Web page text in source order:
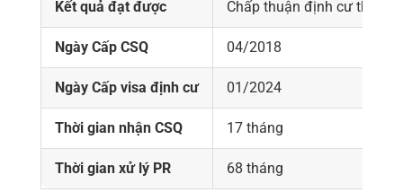
Kết quả đạt được Chấp thuận định cư theo
Ngày Cấp CSQ 04/2018
Ngày Cấp visa định cư 01/2024
Thời gian nhận CSQ 17 tháng
Thời gian xử lý PR 68 tháng